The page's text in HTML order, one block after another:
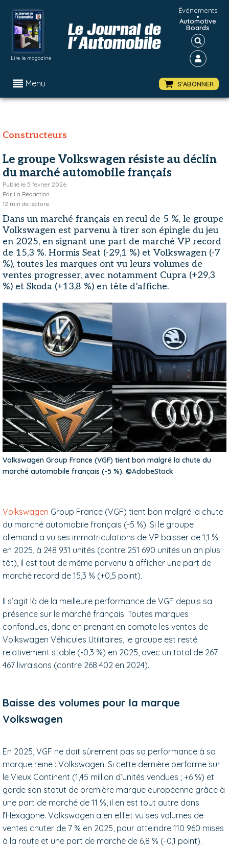
Lire le magazine
Événements
•
Automotive
Boards
Menu S'ABONNER
Constructeurs
Le groupe Volkswagen résiste au déclin
du marché automobile français
Publié le 5 février 2026
Par La Rédaction
12 min de lecture
Dans un marché français en recul de 5 %, le groupe
Volkswagen est parvenu à tirer son épingle du jeu
en 2025, en signant une part de marché VP record
de 15,3 %. Hormis Seat (-29,1 %) et Volkswagen (-7
%), toutes les marques ont vu leurs volumes de
ventes progresser, avec notamment Cupra (+29,3
%) et Skoda (+13,8 %) en tête d’affiche.
Volkswagen Group France (VGF) tient bon malgré la chute du
marché automobile français (-5 %). ©AdobeStock
Volkswagen Group France (VGF) tient bon malgré la chute
du marché automobile français (-5 %). Si le groupe
allemand a vu ses immatriculations de VP baisser de 1,1 %
en 2025, à 248 931 unités (contre 251 690 unités un an plus
tôt), il est tout de même parvenu à afficher une part de
marché record de 15,3 % (+0,5 point).
Il s’agit là de la meilleure performance de VGF depuis sa
présence sur le marché français. Toutes marques
confondues, donc en prenant en compte les ventes de
Volkswagen Véhicules Utilitaires, le groupe est resté
relativement stable (-0,3 %) en 2025, avec un total de 267
467 livraisons (contre 268 402 en 2024).
Baisse des volumes pour la marque
Volkswagen
En 2025, VGF ne doit sûrement pas sa performance à sa
marque reine : Volkswagen. Si cette dernière performe sur
le Vieux Continent (1,45 million d’unités vendues ; +6 %) et
garde son statut de première marque européenne grâce à
une part de marché de 11 %, il en est tout autre dans
l’Hexagone. Volkswagen a en effet vu ses volumes de
ventes chuter de 7 % en 2025, pour atteindre 110 960 mises
à la route et une part de marché de 6,8 % (-0,1 point).